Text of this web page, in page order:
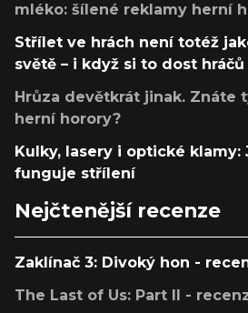
mléko: šílené reklamy herní
Střílet ve hrách není totéž
světě – i když si to dost
Hrůza devětkrát jinak. Znáte
herní horory?
Kulky, lasery i optické klamy:
funguje střílení
Nejčtenější recenze
Zaklínač 3: Divoký hon -
The Last of Us: Part II -